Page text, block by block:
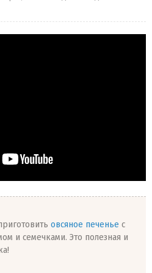
овсяное печенье с
и семечками. Это полезная и